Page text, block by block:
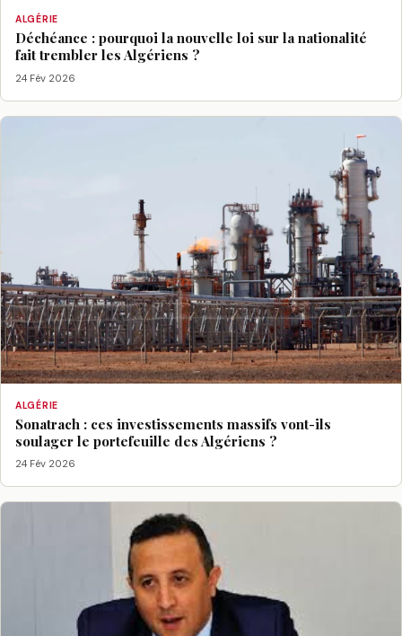
ALGÉRIE
Déchéance : pourquoi la nouvelle loi sur la nationalité
fait trembler les Algériens ?
24 Fév 2026
ALGÉRIE
Sonatrach : ces investissements massifs vont-ils
soulager le portefeuille des Algériens ?
24 Fév 2026